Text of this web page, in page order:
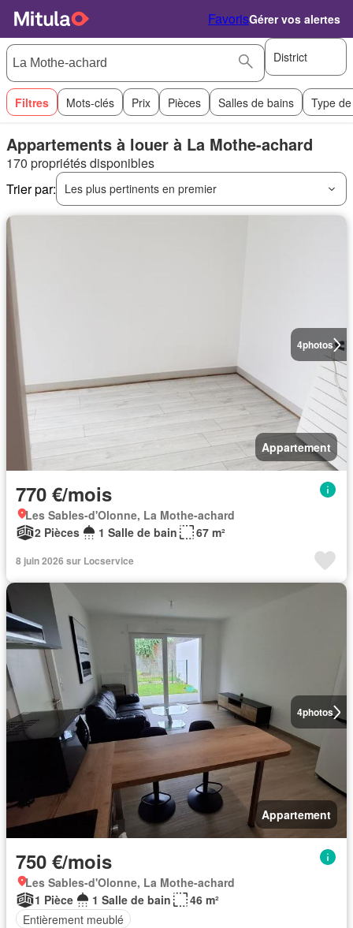
FavorisGérer vos alertes
District
Filtres Mots-clés Prix Pièces Salles de bains Type
Appartements à louer à La Mothe-achard
170 propriétés disponibles
Trier par:
Les plus pertinents en premier
4photos
Appartement
770 €/mois
Les Sables-d'Olonne, La Mothe-achard
2 Pièces
1 Salle de bain 67 m²
8 juin 2026 sur Locservice
4photos
Appartement
750 €/mois
Les Sables-d'Olonne, La Mothe-achard
1 Pièce
1 Salle de bain
46 m²
Entièrement meublé